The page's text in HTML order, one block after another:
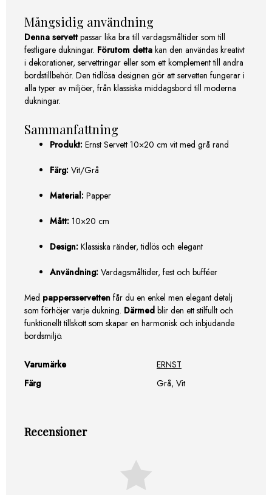
Mångsidig användning
Denna servettpassar lika bra till vardagsmåltider som till
festligare dukningar. Förutom detta kan den användas kreativt
i dekorationer, servettringar eller som ett komplement till andra
bordstillbehör. Den tidlösa designen gör att servetten fungerar i
alla typer av miljöer, från klassiska middagsbord till moderna
dukningar.
Sammanfattning
Produkt: Ernst Servett 10×20 cm vit med grå rand
Färg: Vit/Grå
Material: Papper
Mått: 10×20 cm
Design: Klassiska ränder, tidlös och elegant
Användning: Vardagsmåltider, fest och bufféer
Med pappersservetten får du en enkel men elegant detalj
som förhöjer varje dukning. Därmed blir den ett stilfullt och
funktionellt tillskott som skapar en harmonisk och inbjudande
bordsmiljö.
Varumärke
ERNST
Färg
Grå, Vit
Recensioner